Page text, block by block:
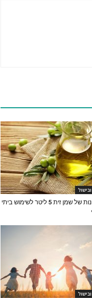
היתרונות של שמן זית 5 ליטר לשימוש ביתי